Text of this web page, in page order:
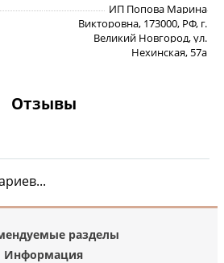
ИП Попова Марина
Викторовна, 173000, РФ, г.
Великий Новгород, ул.
Нехинская, 57а
Отзывы
разделы
Информация